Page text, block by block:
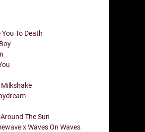
To Death
The Sun
x Waves On Waves